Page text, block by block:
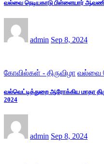
வல்வை நெடியகாடு பிள்ளையார் ஆவணி
admin Sep 8, 2024
கோவில்கள் - திருவிழா வல்வை
வல்வெட்டித்துறை ஆரோக்கிய மாதா
2024
admin Sep 8, 2024